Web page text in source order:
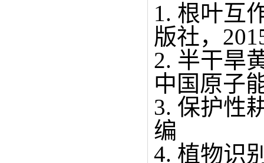
1. 根叶互
版社，
2. 半干旱
中国原子
3. 保护性
编
4. 植物识